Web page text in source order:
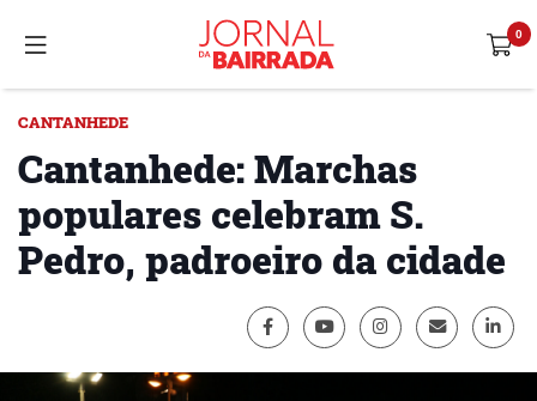
CANTANHEDE
Cantanhede: Marchas
populares celebram S.
Pedro, padroeiro da cidade